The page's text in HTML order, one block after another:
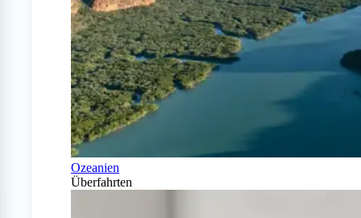
Ozeanien
Überfahrten